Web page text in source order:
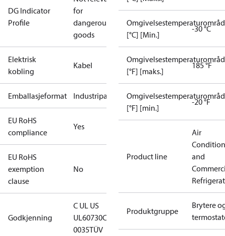
DG Indicator
Profile
for
dangerous
goods
Elektrisk
kobling
Kabel
Emballasjeformat Industripakning
EU RoHS
compliance
Yes
EU RoHS
exemption
clause
No
Godkjenning
C UL US
UL60730CE
0035TÜV
[°C] [Min.]
-30 °C
[°F] [maks.]
185 °F
[°F] [min.]
-20 °F
Product line
Air
and
Produktgruppe
Brytere